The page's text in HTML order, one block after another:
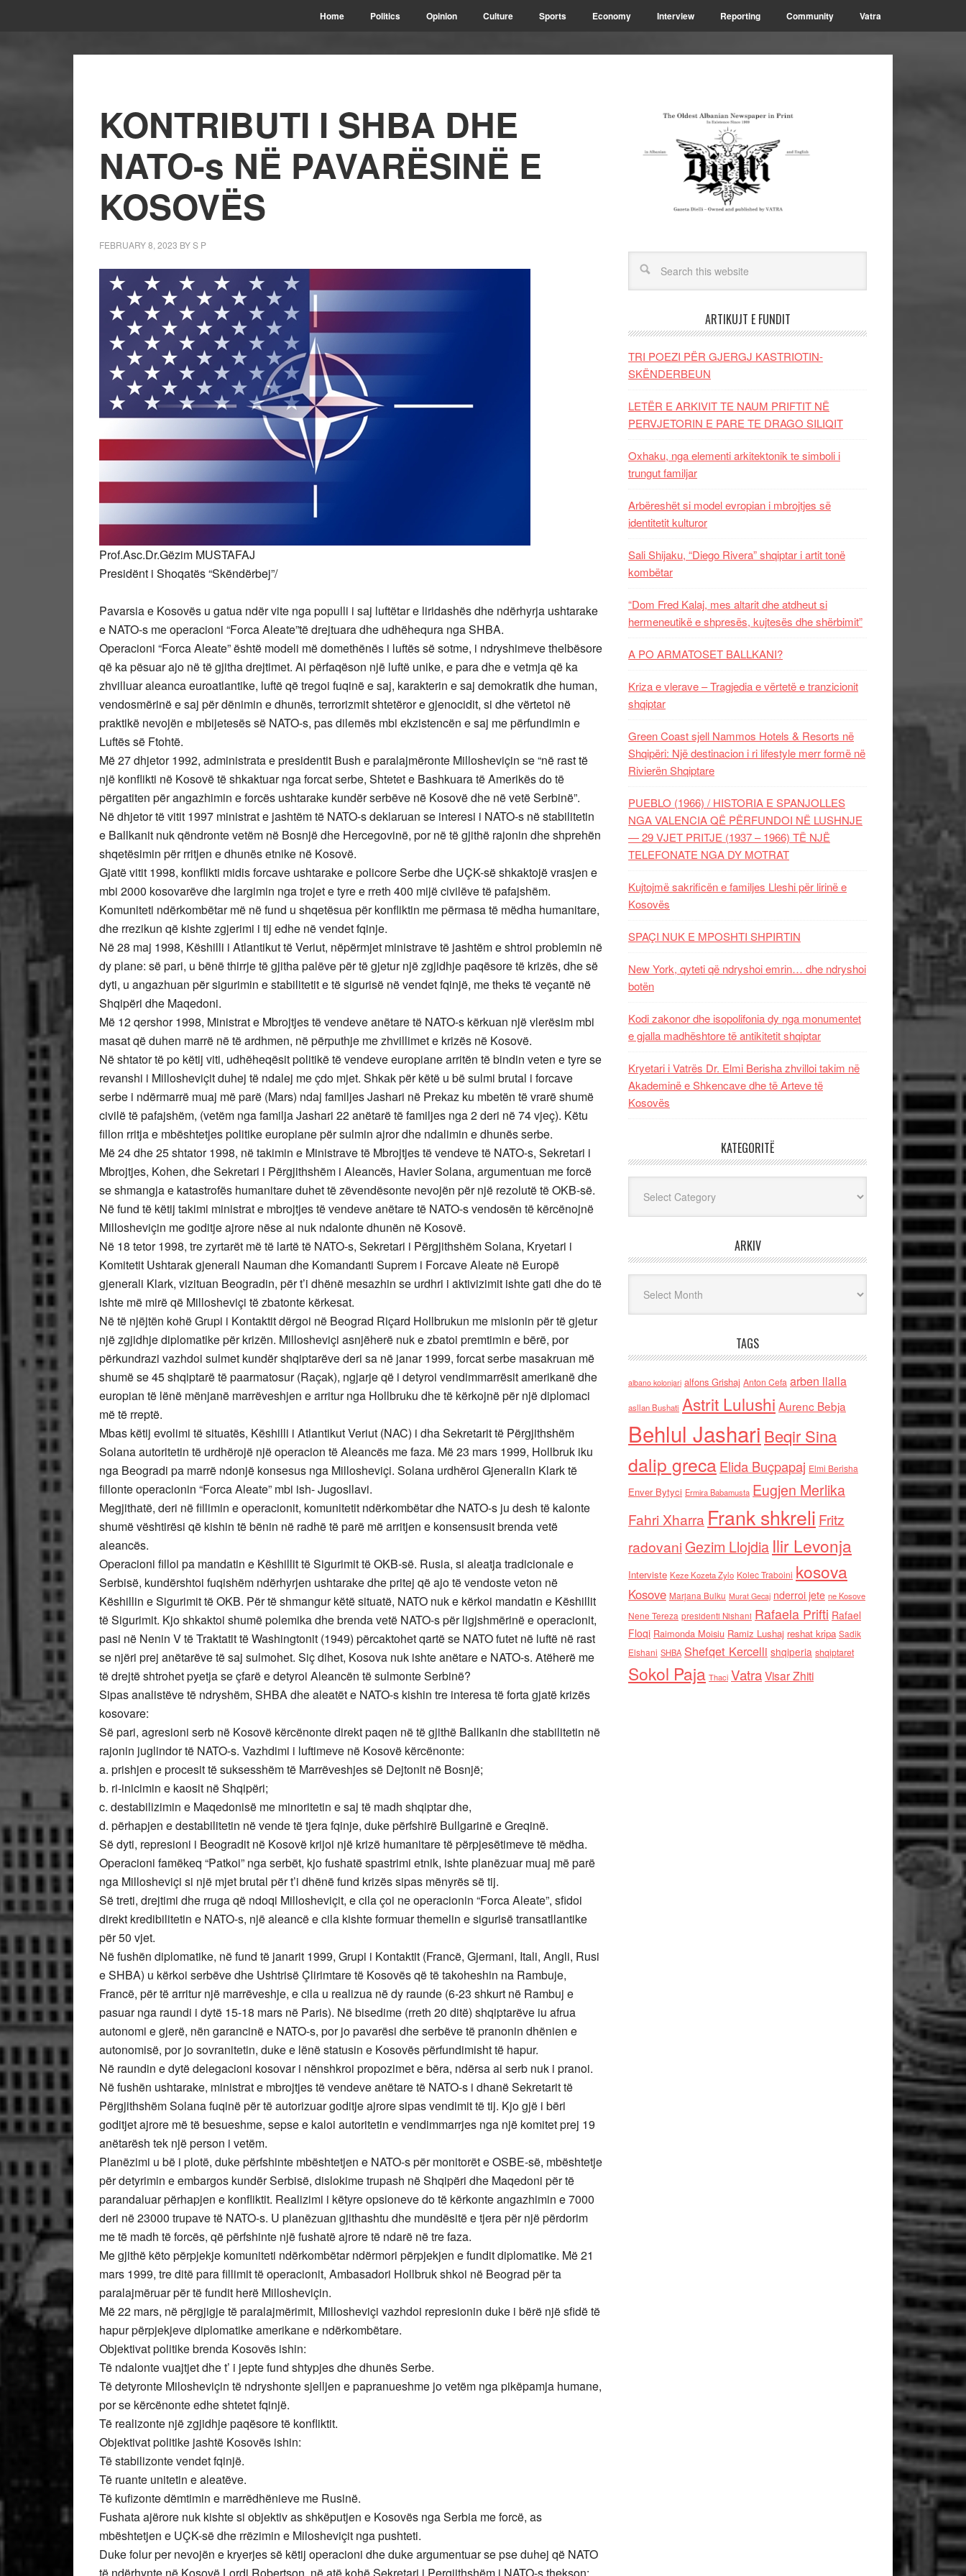
Home Politics Opinion Culture Sports Economy Interview Reporting Community Vatra
KONTRIBUTI I SHBA DHE
NATO-s NË PAVARËSINË E
KOSOVËS
FEBRUARY 8, 2023 BYS P
Prof.Asc.Dr.Gëzim MUSTAFAJ
Presidënt i Shoqatës “Skëndërbej”/
Pavarsia e Kosovës u gatua ndër vite nga populli i saj luftëtar e liridashës dhe ndërhyrja ushtarake
e NATO-s me operacioni “Forca Aleate”të drejtuara dhe udhëhequra nga SHBA.
Operacioni “Forca Aleate” është modeli më domethënës i luftës së sotme, i ndryshimeve thelbësore
që ka pësuar ajo në të gjitha drejtimet. Ai përfaqëson një luftë unike, e para dhe e vetmja që ka
zhvilluar aleanca euroatlantike, luftë që tregoi fuqinë e saj, karakterin e saj demokratik dhe human,
vendosmërinë e saj për dënimin e dhunës, terrorizmit shtetëror e gjenocidit, si dhe vërtetoi në
praktikë nevojën e mbijetesës së NATO-s, pas dilemës mbi ekzistencën e saj me përfundimin e
Luftës së Ftohtë.
Më 27 dhjetor 1992, administrata e presidentit Bush e paralajmëronte Millosheviçin se “në rast të
një konflikti në Kosovë të shkaktuar nga forcat serbe, Shtetet e Bashkuara të Amerikës do të
përgatiten për angazhimin e forcës ushtarake kundër serbëve në Kosovë dhe në vetë Serbinë”.
Në dhjetor të vitit 1997 ministrat e jashtëm të NATO-s deklaruan se interesi i NATO-s në stabilitetin
e Ballkanit nuk qëndronte vetëm në Bosnjë dhe Hercegovinë, por në të gjithë rajonin dhe shprehën
shqetësimin për rritjen e dhunës etnike në Kosovë.
Gjatë vitit 1998, konflikti midis forcave ushtarake e policore Serbe dhe UÇK-së shkaktojë vrasjen e
mbi 2000 kosovarëve dhe largimin nga trojet e tyre e rreth 400 mijë civilëve të pafajshëm.
Komuniteti ndërkombëtar më në fund u shqetësua për konfliktin me përmasa të mëdha humanitare,
dhe rrezikun që kishte zgjerimi i tij edhe në vendet fqinje.
Në 28 maj 1998, Këshilli i Atlantikut të Veriut, nëpërmjet ministrave të jashtëm e shtroi problemin në
dy plane: së pari, u bënë thirrje të gjitha palëve për të gjetur një zgjidhje paqësore të krizës, dhe së
dyti, u angazhuan për sigurimin e stabilitetit e të sigurisë në vendet fqinjë, me theks të veçantë në
Shqipëri dhe Maqedoni.
Më 12 qershor 1998, Ministrat e Mbrojtjes të vendeve anëtare të NATO-s kërkuan një vlerësim mbi
masat që duhen marrë në të ardhmen, në përputhje me zhvillimet e krizës në Kosovë.
Në shtator të po këtij viti, udhëheqësit politikë të vendeve europiane arritën të bindin veten e tyre se
revanshi i Millosheviçit duhej të ndalej me çdo mjet. Shkak për këtë u bë sulmi brutal i forcave
serbe i ndërmarrë muaj më parë (Mars) ndaj familjes Jashari në Prekaz ku mbetën të vrarë shumë
civilë të pafajshëm, (vetëm nga familja Jashari 22 anëtarë të familjes nga 2 deri në 74 vjeç). Këtu
fillon rritja e mbështetjes politike europiane për sulmin ajror dhe ndalimin e dhunës serbe.
Më 24 dhe 25 shtator 1998, në takimin e Ministrave të Mbrojtjes të vendeve të NATO-s, Sekretari i
Mbrojtjes, Kohen, dhe Sekretari i Përgjithshëm i Aleancës, Havier Solana, argumentuan me forcë
se shmangja e katastrofës humanitare duhet të zëvendësonte nevojën për një rezolutë të OKB-së.
Në fund të këtij takimi ministrat e mbrojtjes të vendeve anëtare të NATO-s vendosën të kërcënojnë
Millosheviçin me goditje ajrore nëse ai nuk ndalonte dhunën në Kosovë.
Në 18 tetor 1998, tre zyrtarët më të lartë të NATO-s, Sekretari i Përgjithshëm Solana, Kryetari i
Komitetit Ushtarak gjenerali Nauman dhe Komandanti Suprem i Forcave Aleate në Europë
gjenerali Klark, vizituan Beogradin, për t’i dhënë mesazhin se urdhri i aktivizimit ishte gati dhe do të
ishte më mirë që Millosheviçi të zbatonte kërkesat.
Në të njëjtën kohë Grupi i Kontaktit dërgoi në Beograd Riçard Hollbrukun me misionin për të gjetur
një zgjidhje diplomatike për krizën. Millosheviçi asnjëherë nuk e zbatoi premtimin e bërë, por
përkundrazi vazhdoi sulmet kundër shqiptarëve deri sa në janar 1999, forcat serbe masakruan më
shumë se 45 shqiptarë të paarmatosur (Raçak), ngjarje që i detyroi vendimmarrësit amerikanë dhe
europian të lënë mënjanë marrëveshjen e arritur nga Hollbruku dhe të kërkojnë për një diplomaci
më të rreptë.
Mbas këtij evolimi të situatës, Këshilli i Atlantikut Veriut (NAC) i dha Sekretarit të Përgjithshëm
Solana autoritetin të urdhërojë një operacion të Aleancës me faza. Më 23 mars 1999, Hollbruk iku
nga Beogradi pa marrë ndonjë konsesus nga Millosheviçi. Solana urdhëroi Gjeneralin Klark të
fillonte operacionin “Forca Aleate” mbi ish- Jugosllavi.
Megjithatë, deri në fillimin e operacionit, komunitetit ndërkombëtar dhe NATO-s ju desh të kalonte
shumë vështirësi që kishin të bënin në radhë të parë më arritjen e konsensusit brenda vetë
aleancës.
Operacioni filloi pa mandatin e Këshillit të Sigurimit të OKB-së. Rusia, si aleatja tradicionale e
Serbisë, kundërshtoi fuqishëm ndërhyrjen ushtarake dhe pritej që ajo të vendoste veton në
Këshillin e Sigurimit të OKB. Për të shmangur këtë situatë, NATO nuk e kërkoi mandatin e Këshillit
të Sigurimit. Kjo shkaktoi shumë polemika dhe brenda vetë NATO-s për ligjshmërinë e operacionit,
pasi në Nenin V të Traktatit të Washingtonit (1949) përcaktohet qartë se NATO futet në luftë në rast
se njëri prej anëtarëve të saj sulmohet. Siç dihet, Kosova nuk ishte anëtare e NATO-s. Atëherë me
të drejtë shtrohet pyetja se çfarë e detyroi Aleancën të sulmonte Serbinë?
Sipas analistëve të ndryshëm, SHBA dhe aleatët e NATO-s kishin tre interesa të forta gjatë krizës
kosovare:
Së pari, agresioni serb në Kosovë kërcënonte direkt paqen në të gjithë Ballkanin dhe stabilitetin në
rajonin juglindor të NATO-s. Vazhdimi i luftimeve në Kosovë kërcënonte:
a. prishjen e procesit të suksesshëm të Marrëveshjes së Dejtonit në Bosnjë;
b. ri-inicimin e kaosit në Shqipëri;
c. destabilizimin e Maqedonisë me minoritetin e saj të madh shqiptar dhe,
d. përhapjen e destabilitetin në vende të tjera fqinje, duke përfshirë Bullgarinë e Greqinë.
Së dyti, represioni i Beogradit në Kosovë krijoi një krizë humanitare të përpjesëtimeve të mëdha.
Operacioni famëkeq “Patkoi” nga serbët, kjo fushatë spastrimi etnik, ishte planëzuar muaj më parë
nga Millosheviçi si një mjet brutal për t’i dhënë fund krizës sipas mënyrës së tij.
Së treti, drejtimi dhe rruga që ndoqi Millosheviçit, e cila çoi ne operacionin “Forca Aleate”, sfidoi
direkt kredibilitetin e NATO-s, një aleancë e cila kishte formuar themelin e sigurisë transatllantike
për 50 vjet.
Në fushën diplomatike, në fund të janarit 1999, Grupi i Kontaktit (Francë, Gjermani, Itali, Angli, Rusi
e SHBA) u kërkoi serbëve dhe Ushtrisë Çlirimtare të Kosovës që të takoheshin na Rambuje,
Francë, për të arritur një marrëveshje, e cila u realizua në dy raunde (6-23 shkurt në Rambuj e
pasuar nga raundi i dytë 15-18 mars në Paris). Në bisedime (rreth 20 ditë) shqiptarëve iu afrua
autonomi e gjerë, nën garancinë e NATO-s, por jo pavarësi dhe serbëve të pranonin dhënien e
autonomisë, por jo sovranitetin, duke e lënë statusin e Kosovës përfundimisht të hapur.
Në raundin e dytë delegacioni kosovar i nënshkroi propozimet e bëra, ndërsa ai serb nuk i pranoi.
Në fushën ushtarake, ministrat e mbrojtjes të vendeve anëtare të NATO-s i dhanë Sekretarit të
Përgjithshëm Solana fuqinë për të autorizuar goditje ajrore sipas vendimit të tij. Kjo gjë i bëri
goditjet ajrore më të besueshme, sepse e kaloi autoritetin e vendimmarrjes nga një komitet prej 19
anëtarësh tek një person i vetëm.
Planëzimi u bë i plotë, duke përfshinte mbështetjen e NATO-s për monitorët e OSBE-së, mbështetje
për detyrimin e embargos kundër Serbisë, dislokime trupash në Shqipëri dhe Maqedoni për të
parandaluar përhapjen e konfliktit. Realizimi i këtyre opsioneve do të kërkonte angazhimin e 7000
deri në 23000 trupave të NATO-s. U planëzuan gjithashtu dhe mundësitë e tjera për një përdorim
me të madh të forcës, që përfshinte një fushatë ajrore të ndarë në tre faza.
Me gjithë këto përpjekje komuniteti ndërkombëtar ndërmori përpjekjen e fundit diplomatike. Më 21
mars 1999, tre ditë para fillimit të operacionit, Ambasadori Hollbruk shkoi në Beograd për ta
paralajmëruar për të fundit herë Millosheviçin.
Më 22 mars, në përgjigje të paralajmërimit, Millosheviçi vazhdoi represionin duke i bërë një sfidë të
hapur përpjekjeve diplomatike amerikane e ndërkombëtare.
Objektivat politike brenda Kosovës ishin:
Të ndalonte vuajtjet dhe t’ i jepte fund shtypjes dhe dhunës Serbe.
Të detyronte Milosheviçin të ndryshonte sjelljen e papranueshme jo vetëm nga pikëpamja humane,
por se kërcënonte edhe shtetet fqinjë.
Të realizonte një zgjidhje paqësore të konfliktit.
Objektivat politike jashtë Kosovës ishin:
Të stabilizonte vendet fqinjë.
Të ruante unitetin e aleatëve.
Të kufizonte dëmtimin e marrëdhënieve me Rusinë.
Fushata ajërore nuk kishte si objektiv as shkëputjen e Kosovës nga Serbia me forcë, as
mbështetjen e UÇK-së dhe rrëzimin e Milosheviçit nga pushteti.
Duke folur per nevojën e kryerjes së këtij operacioni dhe duke argumentuar se pse duhej që NATO
ARTIKUJT E FUNDIT
TRI POEZI PËR GJERGJ KASTRIOTIN-
SKËNDERBEUN
LETËR E ARKIVIT TE NAUM PRIFTIT NË
PERVJETORIN E PARE TE DRAGO SILIQIT
Oxhaku, nga elementi arkitektonik te simboli i
trungut familjar
Arbëreshët si model evropian i mbrojtjes së
identitetit kulturor
Sali Shijaku, “Diego Rivera” shqiptar i artit tonë
kombëtar
“Dom Fred Kalaj, mes altarit dhe atdheut si
hermeneutikë e shpresës, kujtesës dhe shërbimit”
A PO ARMATOSET BALLKANI?
Kriza e vlerave – Tragjedia e vërtetë e tranzicionit
shqiptar
Green Coast sjell Nammos Hotels & Resorts në
Shqipëri: Një destinacion i ri lifestyle merr formë në
Rivierën Shqiptare
PUEBLO (1966) / HISTORIA E SPANJOLLES
NGA VALENCIA QË PËRFUNDOI NË LUSHNJE
— 29 VJET PRITJE (1937 – 1966) TË NJË
TELEFONATE NGA DY MOTRAT
Kujtojmë sakrificën e familjes Lleshi për lirinë e
Kosovës
SPAÇI NUK E MPOSHTI SHPIRTIN
New York, qyteti që ndryshoi emrin… dhe ndryshoi
botën
Kodi zakonor dhe isopolifonia dy nga monumentet
e gjalla madhështore të antikitetit shqiptar
Kryetari i Vatrës Dr. Elmi Berisha zhvilloi takim në
Akademinë e Shkencave dhe të Arteve të
Kosovës
KATEGORITË
ARKIV
TAGS
albano kolonjari alfons Grishaj Anton Cefa arben llalla
asllan Bushati Astrit Lulushi Aurenc Bebja
Behlul Jashari Beqir Sina
dalip grecaElida Buçpapaj Elmi Berisha
Enver Bytyci Ermira Babamusta Eugjen Merlika
Fahri Xharra Frank shkreli Fritz
radovaniGezim Llojdia Ilir Levonja
Interviste Keze Kozeta Zylo Kolec Traboini kosova
Kosove Marjana Bulku Murat Gecaj nderroi jete ne Kosove
Nene Tereza presidenti Nishani Rafaela Prifti Rafael
Floqi Raimonda Moisiu Ramiz Lushaj reshat kripa Sadik
Elshani SHBA Shefqet Kercelli shqiperia shqiptaret
Sokol Paja Thaci VatraVisar Zhiti